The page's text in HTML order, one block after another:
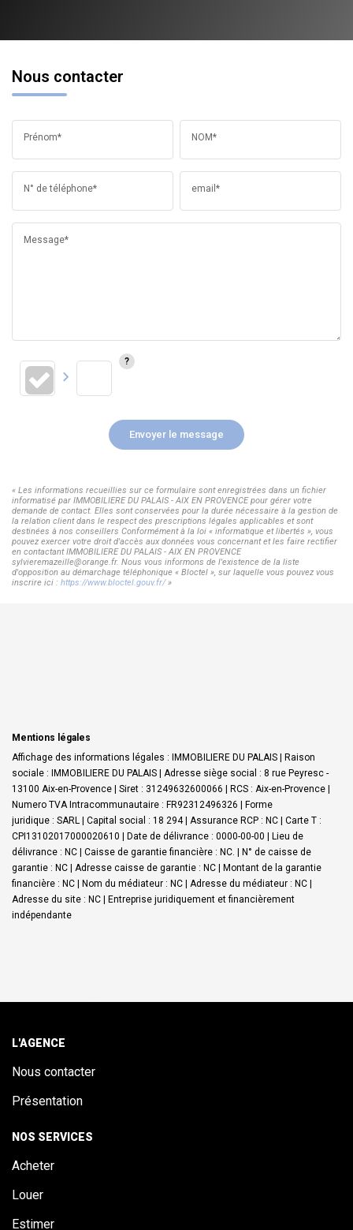
Nous contacter
Prénom* NOM*
N° de téléphone* email*
Message*
Envoyer le message
« Les informations recueillies sur ce formulaire sont enregistrées dans un fichier
informatisé par IMMOBILIERE DU PALAIS - AIX EN PROVENCE pour gérer votre
demande de contact. Elles sont conservées pour la durée nécessaire à la gestion de
la relation client dans le respect des prescriptions légales applicables et sont
destinées à nos conseillers Conformément à la loi « informatique et libertés », vous
pouvez exercer votre droit d'accès aux données vous concernant et les faire rectifier
en contactant IMMOBILIERE DU PALAIS - AIX EN PROVENCE
sylvieremazeille@orange.fr. Nous vous informons de l'existence de la liste
d'opposition au démarchage téléphonique « Bloctel », sur laquelle vous pouvez vous
inscrire ici : https://www.bloctel.gouv.fr/»
Mentions légales
Affichage des informations légales : IMMOBILIERE DU PALAIS | Raison
sociale : IMMOBILIERE DU PALAIS | Adresse siège social : 8 rue Peyresc -
13100 Aix-en-Provence | Siret : 31249632600066 | RCS : Aix-en-Provence |
Numero TVA Intracommunautaire : FR92312496326 | Forme
juridique : SARL | Capital social : 18 294 | Assurance RCP : NC | Carte T :
CPI13102017000020610 | Date de délivrance : 0000-00-00 | Lieu de
délivrance : NC | Caisse de garantie financière : NC. | N° de caisse de
garantie : NC | Adresse caisse de garantie : NC | Montant de la garantie
financière : NC | Nom du médiateur : NC | Adresse du médiateur : NC |
Adresse du site : NC | Entreprise juridiquement et financièrement
indépendante
L'AGENCE
Nous contacter
Présentation
NOS SERVICES
Acheter
Louer
Estimer